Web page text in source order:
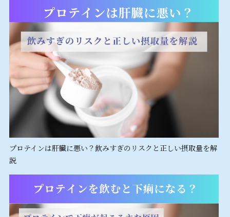
プロテインは肝臓に悪い？飲みすぎのリスクと正しい摂取量を解
説